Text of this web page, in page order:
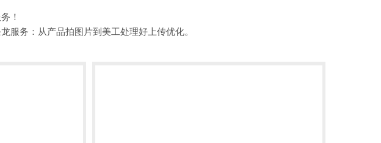
！
服务：从产品拍图片到美工处理好上传优化。